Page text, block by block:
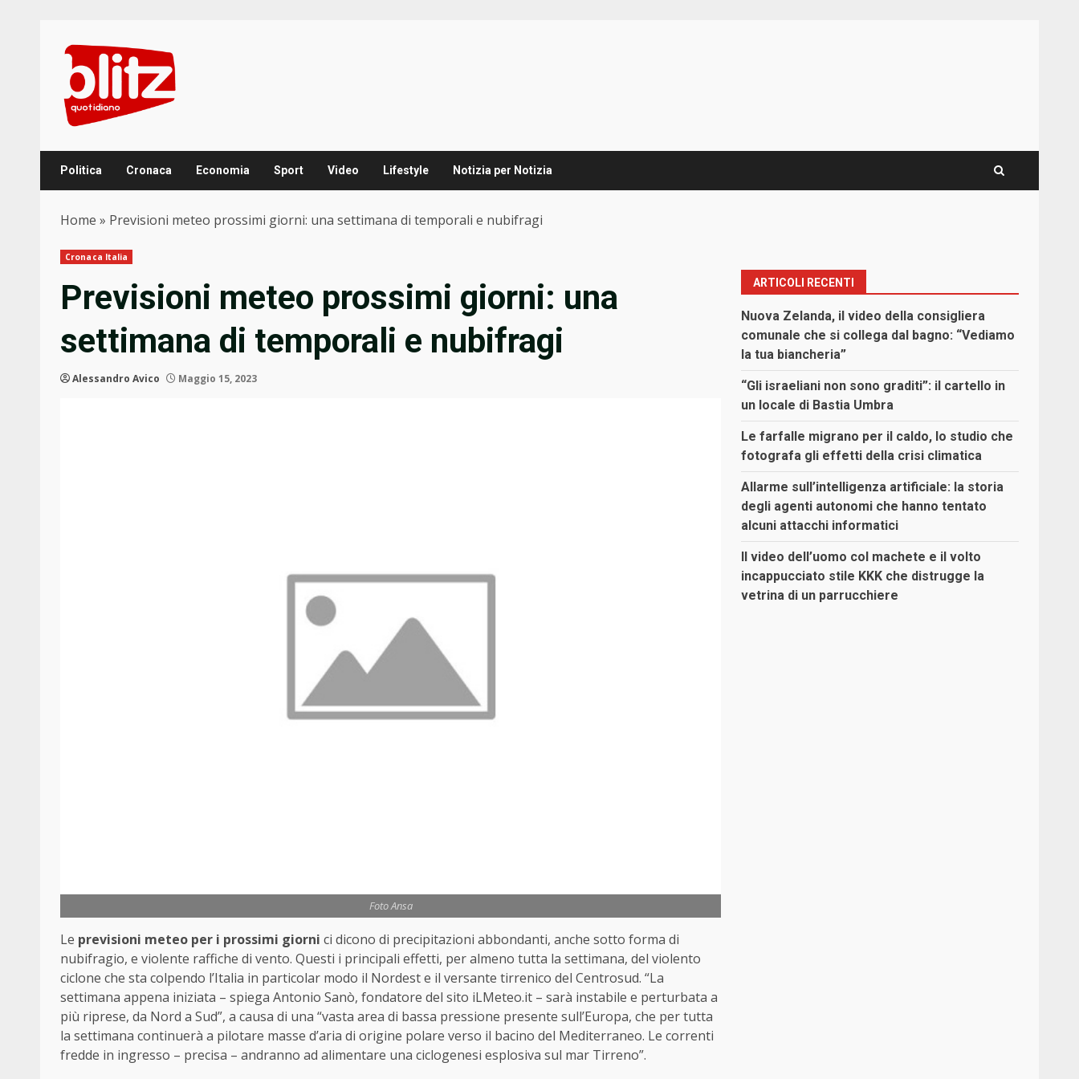
content
Politica Cronaca Economia Sport Video Lifestyle Notizia per Notizia
Home » Previsioni meteo prossimi giorni: una settimana di temporali e nubifragi
Cronaca Italia
Previsioni meteo prossimi giorni: una
settimana di temporali e nubifragi
Alessandro Avico Maggio 15, 2023
Foto Ansa
Le previsioni meteo per i prossimi giorni ci dicono di precipitazioni abbondanti, anche sotto forma di
nubifragio, e violente raffiche di vento. Questi i principali effetti, per almeno tutta la settimana, del violento
ciclone che sta colpendo l’Italia in particolar modo il Nordest e il versante tirrenico del Centrosud. “La
settimana appena iniziata – spiega Antonio Sanò, fondatore del sito iLMeteo.it – sarà instabile e perturbata a
più riprese, da Nord a Sud”, a causa di una “vasta area di bassa pressione presente sull’Europa, che per tutta
la settimana continuerà a pilotare masse d’aria di origine polare verso il bacino del Mediterraneo. Le correnti
fredde in ingresso – precisa – andranno ad alimentare una ciclogenesi esplosiva sul mar Tirreno”.
ARTICOLI RECENTI
Nuova Zelanda, il video della consigliera
comunale che si collega dal bagno: “Vediamo
la tua biancheria”
“Gli israeliani non sono graditi”: il cartello in
un locale di Bastia Umbra
Le farfalle migrano per il caldo, lo studio che
fotografa gli effetti della crisi climatica
Allarme sull’intelligenza artificiale: la storia
degli agenti autonomi che hanno tentato
alcuni attacchi informatici
Il video dell’uomo col machete e il volto
incappucciato stile KKK che distrugge la
vetrina di un parrucchiere